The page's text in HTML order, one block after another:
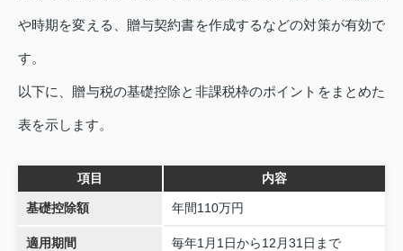
や時期を変える、贈与契約書を作成するなどの対策が有効で
す。
以下に、贈与税の基礎控除と非課税枠のポイントをまとめた
表を示します。
項目 内容
基礎控除額 年間110万円
適用期間 毎年1月1日から12月31日まで